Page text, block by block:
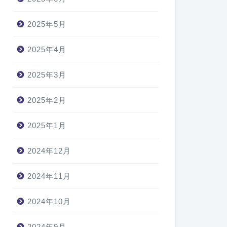
2025年5月
2025年4月
2025年3月
2025年2月
2025年1月
2024年12月
2024年11月
2024年10月